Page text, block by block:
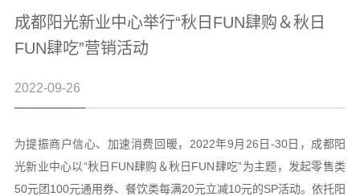
成都阳光新业中心举行“秋日FUN肆购＆秋日
FUN肆吃”营销活动
2022-09-26
为提振商户信心、加速消费回暖，2022年9月26日-30日，成都阳
光新业中心以“秋日FUN肆购＆秋日FUN肆吃”为主题，发起零售类
50元团100元通用券、餐饮类每满20元立减10元的SP活动。依托阳